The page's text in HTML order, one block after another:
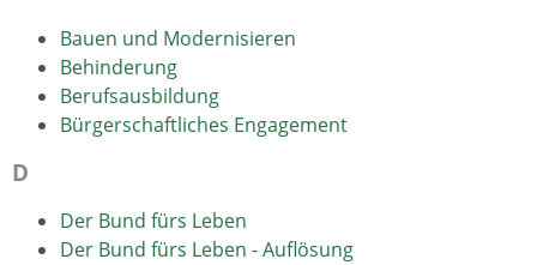
Bauen und Modernisieren
Behinderung
Berufsausbildung
Bürgerschaftliches Engagement
D
Der Bund fürs Leben
Der Bund fürs Leben - Auflösung